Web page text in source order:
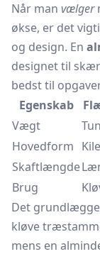
Når man vælger
økse, er det
og design. En
designet til
bedst til
Egenskab
Vægt
Hovedform
Skaftlængde
Brug
Det
kløve
mens en